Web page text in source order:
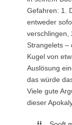
Gefahren: 1.
entweder
verschlingen,
Strangelets –
Kugel von
Auslösung
das würde
Viele gute
dieser